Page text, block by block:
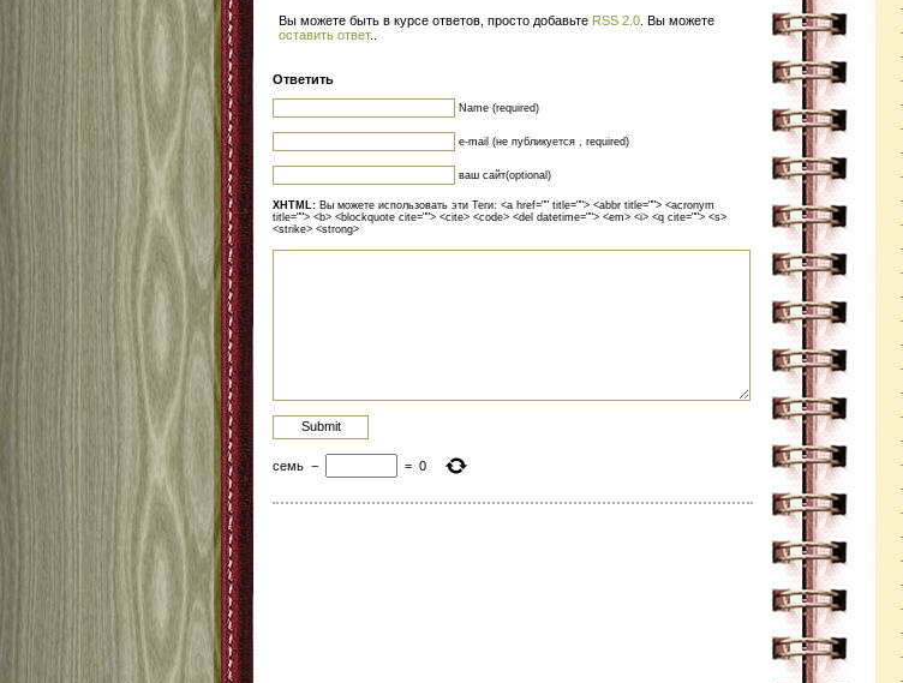
Вы можете быть в курсе ответов, просто добавьте RSS 2.0 . Вы можете
оставить ответ.
Ответить
Name (required)
e-mail (не публикуется , required)
ваш сайт(optional)
XHTML: Вы можете использовать эти Теги: <a href="" title=""> <abbr title=""> <acronym
title=""> <b> <blockquote cite=""> <cite> <code> <del datetime=""> <em> <i> <q cite=""> <s>
<strike> <strong>
семь − = 0